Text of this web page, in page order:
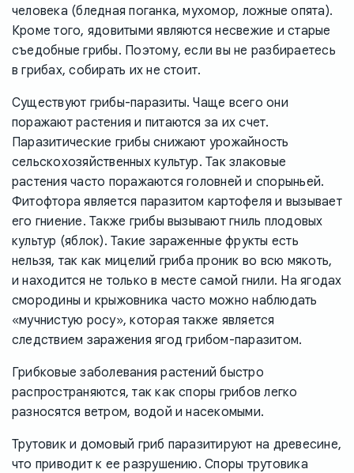
человека (бледная поганка, мухомор, ложные опята).
Кроме того, ядовитыми являются несвежие и старые
съедобные грибы. Поэтому, если вы не разбираетесь
в грибах, собирать их не стоит.
Существуют грибы-паразиты. Чаще всего они
поражают растения и питаются за их счет.
Паразитические грибы снижают урожайность
сельскохозяйственных культур. Так злаковые
растения часто поражаются головней и спорыньей.
Фитофтора является паразитом картофеля и вызывает
его гниение. Также грибы вызывают гниль плодовых
культур (яблок). Такие зараженные фрукты есть
нельзя, так как мицелий гриба проник во всю мякоть,
и находится не только в месте самой гнили. На ягодах
смородины и крыжовника часто можно наблюдать
«мучнистую росу», которая также является
следствием заражения ягод грибом-паразитом.
Грибковые заболевания растений быстро
распространяются, так как споры грибов легко
разносятся ветром, водой и насекомыми.
Трутовик и домовый гриб паразитируют на древесине,
что приводит к ее разрушению. Споры трутовика